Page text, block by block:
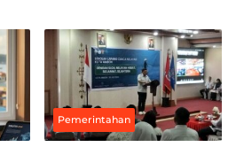
Pemerintahan